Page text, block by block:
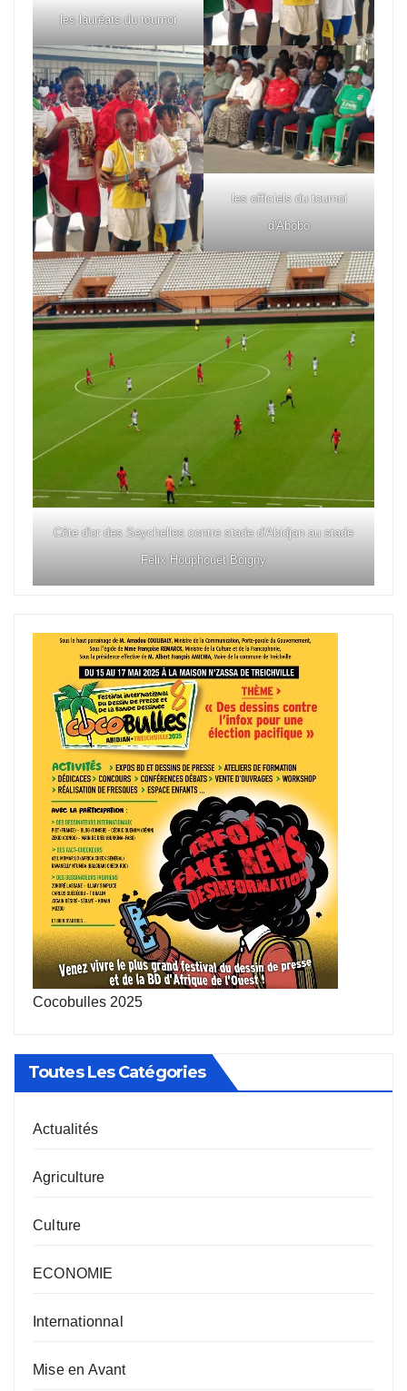
les lauréats du tournoi
les officiels du tournoi
d'Abobo
Côte d'or des Seychelles contre stade d'Abidjan au stade
Félix Houphouët Boigny
Cocobulles 2025
Toutes Les Catégories
Actualités
Agriculture
Culture
ECONOMIE
Internationnal
Mise en Avant